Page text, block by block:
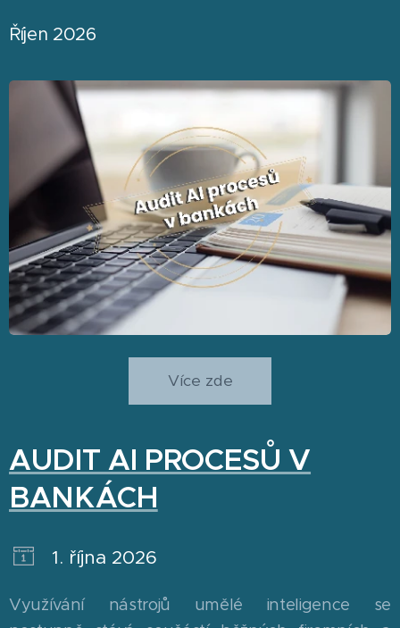
Říjen 2026
Více zde
AUDIT AI PROCESŮ V
BANKÁCH
1. října 2026
Využívání nástrojů umělé inteligence se